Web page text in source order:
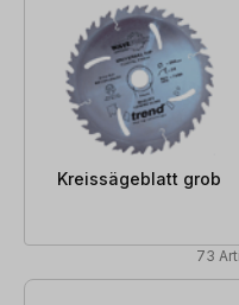
Kreissägeblatt grob
73
73 Artikel gefunden